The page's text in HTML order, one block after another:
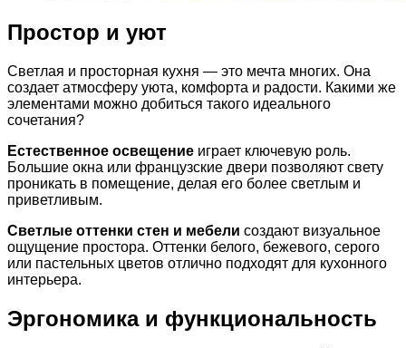
Простор и уют
Светлая и просторная кухня — это мечта многих. Она
создает атмосферу уюта, комфорта и радости. Какими же
элементами можно добиться такого идеального
сочетания?
Естественное освещение играет ключевую роль.
Большие окна или французские двери позволяют свету
проникать в помещение, делая его более светлым и
приветливым.
Светлые оттенки стен и мебели создают визуальное
ощущение простора. Оттенки белого, бежевого, серого
или пастельных цветов отлично подходят для кухонного
интерьера.
Эргономика и функциональность